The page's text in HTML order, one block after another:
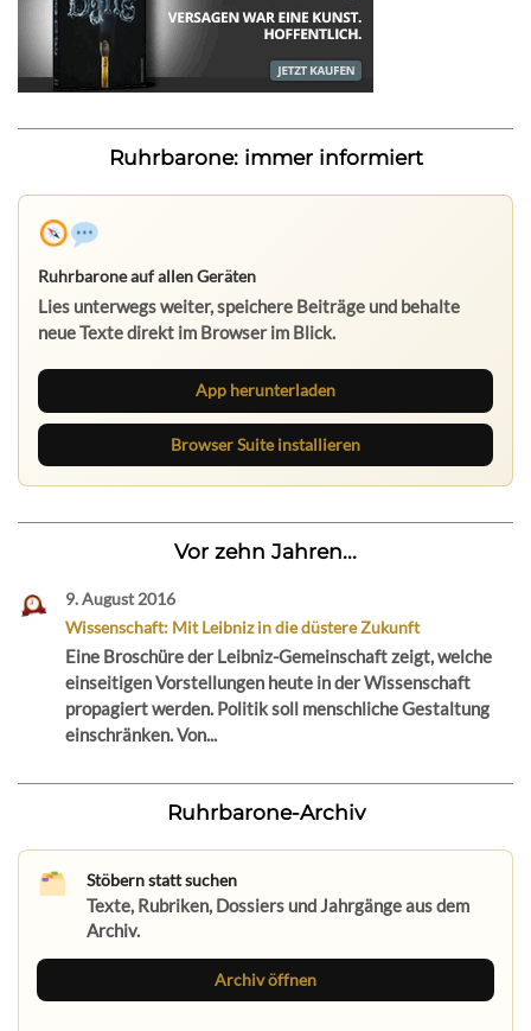
Ruhrbarone: immer informiert
Ruhrbarone auf allen Geräten
Lies unterwegs weiter, speichere Beiträge und behalte
neue Texte direkt im Browser im Blick.
App herunterladen
Browser Suite installieren
Vor zehn Jahren...
9. August 2016
Wissenschaft: Mit Leibniz in die düstere Zukunft
Eine Broschüre der Leibniz-Gemeinschaft zeigt, welche
einseitigen Vorstellungen heute in der Wissenschaft
propagiert werden. Politik soll menschliche Gestaltung
einschränken. Von...
Ruhrbarone-Archiv
Stöbern statt suchen
Texte, Rubriken, Dossiers und Jahrgänge aus dem
Archiv.
Archiv öffnen